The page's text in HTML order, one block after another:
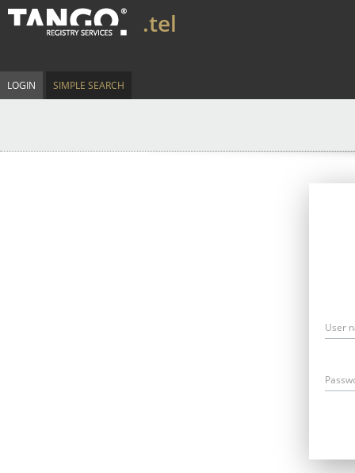
.tel
LOGIN SIMPLE SEARCH
User